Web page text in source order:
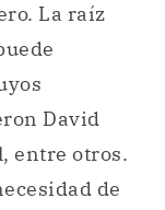
La raíz
David
entre otros.
de